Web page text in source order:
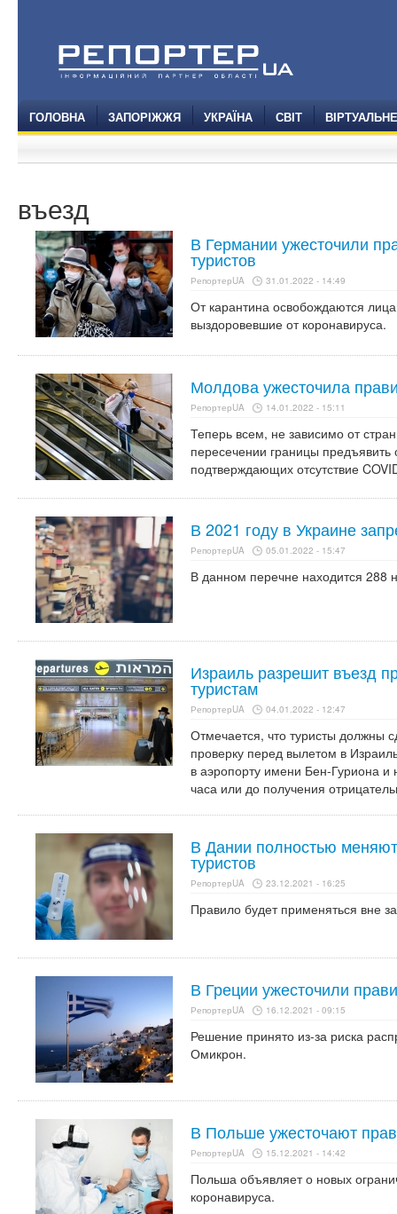
ГОЛОВНА ЗАПОРІЖЖЯ УКРАЇНА СВІТ
въезд
В Германии ужесточили
туристов
РепортерUA 31.01.2022 - 14:49
От карантина освобождаются
выздоровевшие от коронавируса.
Молдова ужесточила
РепортерUA 14.01.2022 - 15:11
Теперь всем, не зависимо от
пересечении границы предъявить
подтверждающих отсутствие
В 2021 году в Украине
РепортерUA 05.01.2022 - 15:47
В данном перечне находится 288
Израиль разрешит въезд
туристам
РепортерUA 04.01.2022 - 12:47
Отмечается, что туристы должны
проверку перед вылетом в
в аэропорту имени Бен-Гуриона и
часа или до получения
В Дании полностью
туристов
РепортерUA 23.12.2021 - 16:25
Правило будет применяться вне
В Греции ужесточили
РепортерUA 16.12.2021 - 09:15
Решение принято из-за риска
Омикрон.
В Польше ужесточают
РепортерUA 15.12.2021 - 14:42
Польша объявляет о новых
коронавируса.